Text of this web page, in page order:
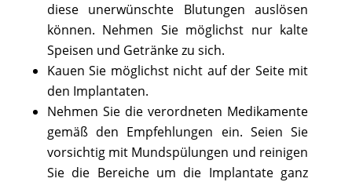
diese unerwünschte Blutungen auslösen
können. Nehmen Sie möglichst nur kalte
Speisen und Getränke zu sich.
Kauen Sie möglichst nicht auf der Seite mit
den Implantaten.
Nehmen Sie die verordneten Medikamente
gemäß den Empfehlungen ein. Seien Sie
vorsichtig mit Mundspülungen und reinigen
Sie die Bereiche um die Implantate ganz